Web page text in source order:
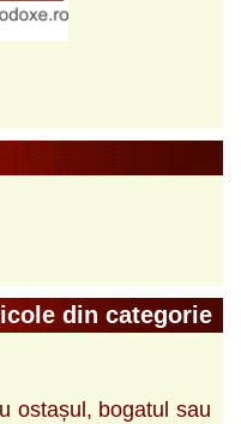
din categorie
ostașul, bogatul sau